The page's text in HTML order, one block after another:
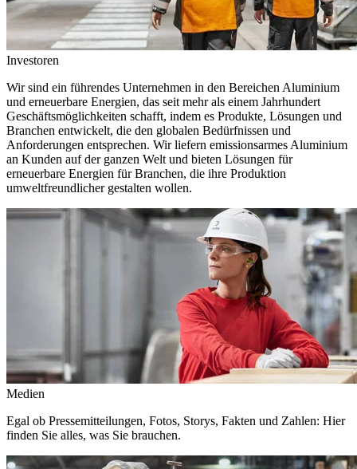
Investoren
Wir sind ein führendes Unternehmen in den Bereichen Aluminium
und erneuerbare Energien, das seit mehr als einem Jahrhundert
Geschäftsmöglichkeiten schafft, indem es Produkte, Lösungen und
Branchen entwickelt, die den globalen Bedürfnissen und
Anforderungen entsprechen. Wir liefern emissionsarmes Aluminium
an Kunden auf der ganzen Welt und bieten Lösungen für
erneuerbare Energien für Branchen, die ihre Produktion
umweltfreundlicher gestalten wollen.
Medien
Egal ob Pressemitteilungen, Fotos, Storys, Fakten und Zahlen: Hier
finden Sie alles, was Sie brauchen.